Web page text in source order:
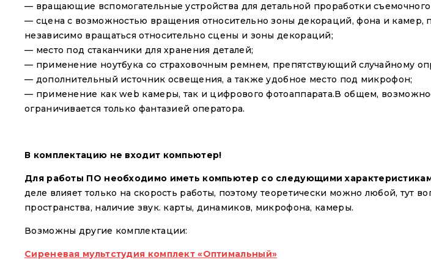
— вращающие вспомогательные устройства для детальной проработки съемочного
— сцена с возможностью вращения относительно зоны декораций, фона и камер,
независимо вращаться относительно сцены и зоны декораций;
— место под стаканчики для хранения деталей;
— применение ноутбука со страховочным ремнем, препятствующий случайному
— дополнительный источник освещения, а также удобное место под микрофон;
— применение как web камеры, так и цифрового фотоаппарата.В общем,
ограничивается только фантазией оператора.
В комплектацию не входит компьютер!
Для работы ПО необходимо иметь компьютер со следующими
деле влияет только на скорость работы, поэтому теоретически можно любой, тут
пространства, наличие звук. карты, динамиков, микрофона, камеры.
Возможны другие комплектации:
Сиреневая мультстудия комплект «Оптимальный»